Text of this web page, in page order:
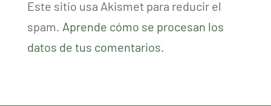
Este sitio usa Akismet para reducir el
spam. Aprende cómo se procesan los
datos de tus comentarios.